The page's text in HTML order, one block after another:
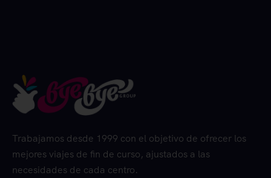
Trabajamos desde 1999 con el objetivo de ofrecer los
mejores viajes de fin de curso, ajustados a las
necesidades de cada centro.